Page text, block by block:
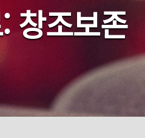
창조보존